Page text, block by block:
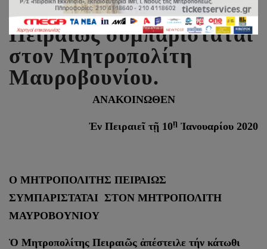
Ο Μητροπολίτης
Πειραιώς συμπαρίσταται
στον Μητροπολίτη
Μαυροβουνίου.
ΑΝΑΚΟΙΝΩΘΕΝ
Ἐν Πειραιεῖ τῇ 10ῃ Ἰανουαρίου 2020
Ο ΜΗΤΡΟΠΟΛΙΤΗΣ ΠΕΙΡΑΙΩΣ
ΣΥΜΠΑΡΙΣΤΑΤΑΙ ΣΤΟΝ ΜΗΤΡΟΠΟΛΙΤΗ
ΜΑΥΡΟΒΟΥΝΙΟΥ
Ὁ Μητροπολίτης Πειραιῶς ἀπέστειλε τήν κάτωθι